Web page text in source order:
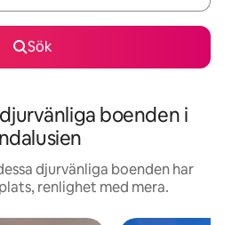
Sök
boenden i
djurvänliga boenden har
renlighet med mera.